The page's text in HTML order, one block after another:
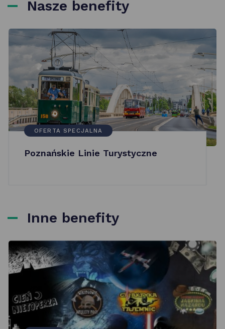
Nasze benefity
OFERTA SPECJALNA
Poznańskie Linie Turystyczne
Inne benefity